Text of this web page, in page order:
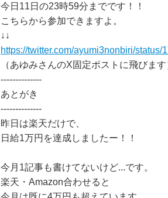
今日11日の23時59分までです！！
こちらから参加できますよ。
↓↓
https://twitter.com/ayumi3nonbiri/
（あゆみさんのX固定ポストに飛びます
--------------
あとがき
--------------
昨日は楽天だけで、
日給1万円を達成しましたー！！
今月1記事も書けてないけど...です。
楽天・Amazon合わせると